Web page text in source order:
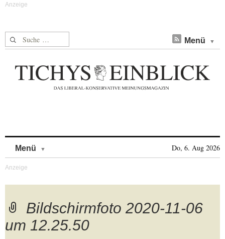
Suche nach: Menü
Menü Do, 6. Aug 2026
Bildschirmfoto 2020-11-06
um 12.25.50